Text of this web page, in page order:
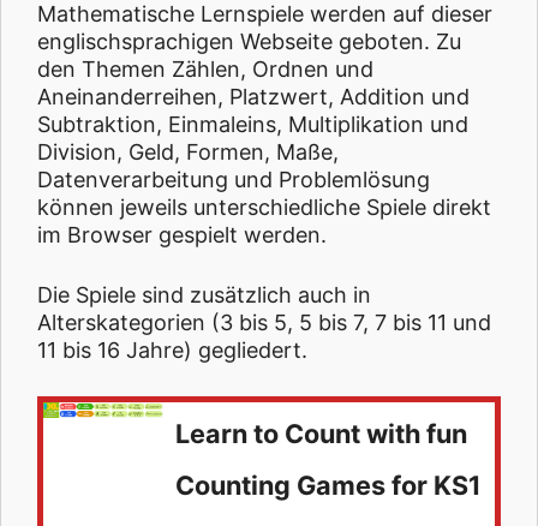
Mathematische Lernspiele werden auf dieser
englischsprachigen Webseite geboten. Zu
den Themen Zählen, Ordnen und
Aneinanderreihen, Platzwert, Addition und
Subtraktion, Einmaleins, Multiplikation und
Division, Geld, Formen, Maße,
Datenverarbeitung und Problemlösung
können jeweils unterschiedliche Spiele direkt
im Browser gespielt werden.
Die Spiele sind zusätzlich auch in
Alterskategorien (3 bis 5, 5 bis 7, 7 bis 11 und
11 bis 16 Jahre) gegliedert.
Learn to Count with fun
Counting Games for KS1